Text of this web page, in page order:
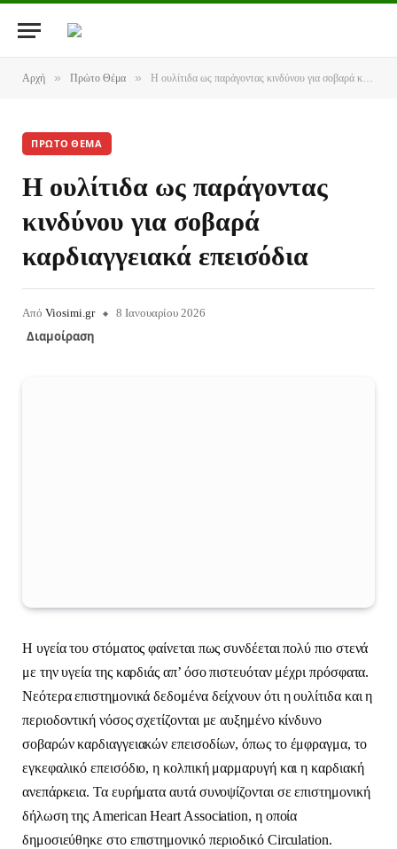
Αρχή » Πρώτο Θέμα » Η ουλίτιδα ως παράγοντας κινδύνου για σοβαρά καρδιαγγειακά επεισόδια
ΠΡΏΤΟ ΘΈΜΑ
Η ουλίτιδα ως παράγοντας
κινδύνου για σοβαρά
καρδιαγγειακά επεισόδια
Από Viosimi.gr 8 Ιανουαρίου 2026
Διαμοίραση
Η υγεία του στόματος φαίνεται πως συνδέεται πολύ πιο στενά
με την υγεία της καρδιάς απ’ όσο πιστευόταν μέχρι πρόσφατα.
Νεότερα επιστημονικά δεδομένα δείχνουν ότι η ουλίτιδα και η
περιοδοντική νόσος σχετίζονται με αυξημένο κίνδυνο
σοβαρών καρδιαγγειακών επεισοδίων, όπως το έμφραγμα, το
εγκεφαλικό επεισόδιο, η κολπική μαρμαρυγή και η καρδιακή
ανεπάρκεια. Τα ευρήματα αυτά συνοψίζονται σε επιστημονική
δήλωση της American Heart Association, η οποία
δημοσιεύθηκε στο επιστημονικό περιοδικό Circulation.